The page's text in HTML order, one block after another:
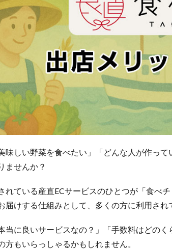
味しい野菜を食べたい」「どんな人が作
ませんか？
れている産直ECサービスのひとつが「食べ
届けする仕組みとして、多くの方に利用され
当に良いサービスなの？」「手数料はどの
方もいらっしゃるかもしれません。